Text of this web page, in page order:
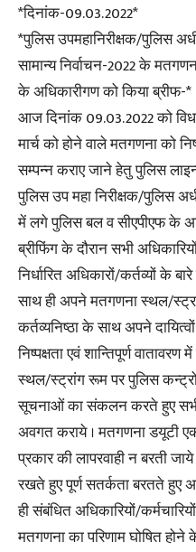
*दिनांक-09.03.2022*
*पुलिस उपमहानिरीक्षक/पुलिस
सामान्य निर्वाचन-2022 के
के अधिकारीगण को किया ब्रीफ-*
आज दिनांक 09.03.2022 को
मार्च को होने वाले मतगणना को
सम्पन्न कराए जाने हेतु पुलिस
पुलिस उप महा निरीक्षक/पुलिस
में लगे पुलिस बल व सीएपीएफ के
ब्रीफिंग के दौरान सभी
निर्धारित अधिकारों/कर्तव्यों के
साथ ही अपने मतगणना स्थल/
कर्तव्यनिष्ठा के साथ अपने
निष्पक्षता एवं शान्तिपूर्ण
स्थल/स्ट्रांग रूम पर पुलिस
सूचनाओं का संकलन करते हुए सभी
अवगत कराये । मतगणना डयूटी
प्रकार की लापरवाही न बरती
रखते हुए पूर्ण सतर्कता बरतते हुए
ही संबंधित अधिकारियों/
मतगणना का परिणाम घोषित होने के